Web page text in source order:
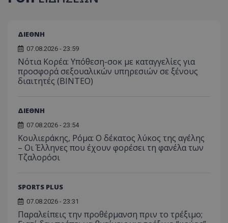
ΔΙΕΘΝΗ
07.08.2026 - 23:59
Νότια Κορέα: Υπόθεση-σοκ με καταγγελίες για
προσφορά σεξουαλικών υπηρεσιών σε ξένους
διαιτητές (BINTEO)
ΔΙΕΘΝΗ
07.08.2026 - 23:54
Κουλιεράκης, Ρόμα: Ο δέκατος λύκος της αγέλης
– Οι Έλληνες που έχουν φορέσει τη φανέλα των
Τζαλορόσι
SPORTS PLUS
07.08.2026 - 23:31
Παραλείπεις την προθέρμανση πριν το τρέξιμο;